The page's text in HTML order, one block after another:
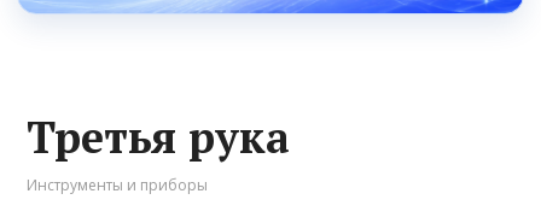
Третья рука
Инструменты и приборы